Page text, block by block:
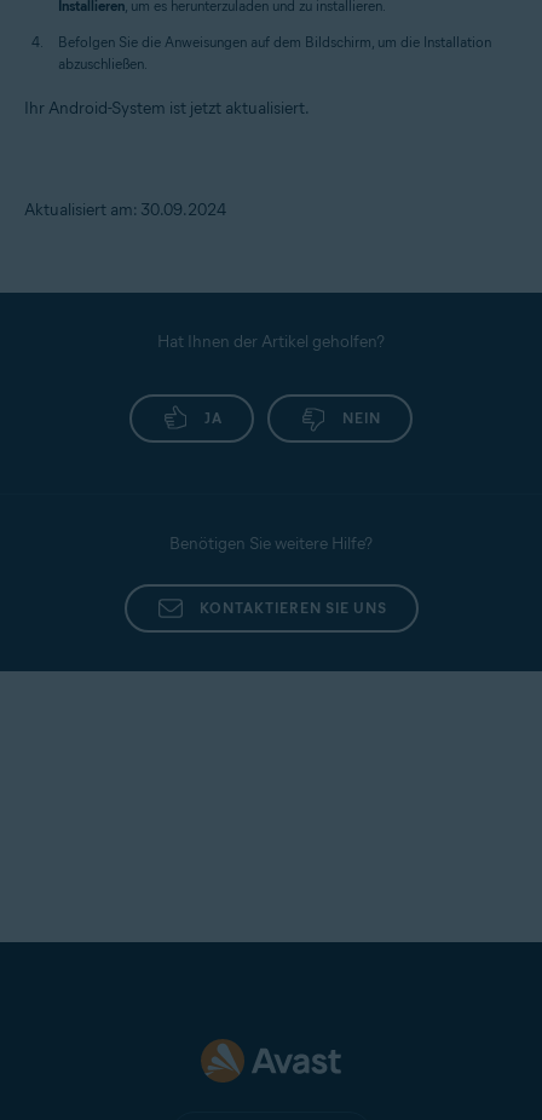
Installieren, um es herunterzuladen und zu installieren.
Befolgen Sie die Anweisungen auf dem Bildschirm, um die Installation
abzuschließen.
Ihr Android-System ist jetzt aktualisiert.
Aktualisiert am: 30.09.2024
Hat Ihnen der Artikel geholfen?
JA NEIN
Benötigen Sie weitere Hilfe?
KONTAKTIEREN SIE UNS